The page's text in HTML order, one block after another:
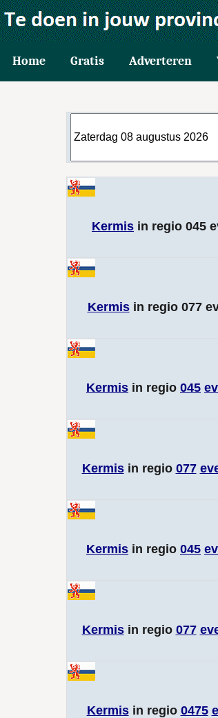
Home Gratis Adverteren
Kermis in regio 045
Kermisin regio 077
Kermis in regio 045
Kermisin regio 077
Kermis in regio 045
Kermisin regio 077
Kermisin regio 0475